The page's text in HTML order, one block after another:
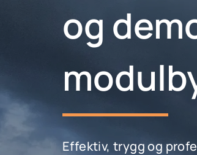
og
Effektiv, trygg og